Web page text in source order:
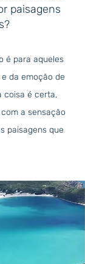
paisagens
é para aqueles
da emoção de
coisa é certa,
a sensação
paisagens que